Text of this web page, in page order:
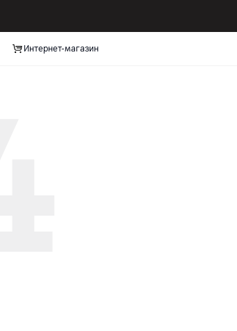
Интернет-магазин